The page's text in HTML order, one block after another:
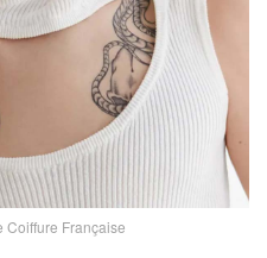
Coiffure Française